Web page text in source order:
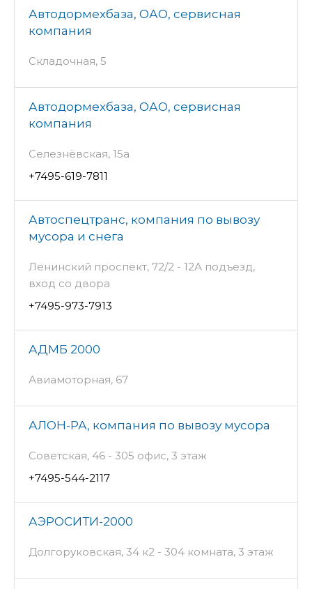
Автодормехбаза, ОАО, сервисная
компания
Складочная, 5
Автодормехбаза, ОАО, сервисная
компания
Селезнёвская, 15а
+7495-619-7811
Автоспецтранс, компания по вывозу
мусора и снега
Ленинский проспект, 72/2 - 12А подъезд,
вход со двора
+7495-973-7913
АДМБ 2000
Авиамоторная, 67
АЛОН-РА, компания по вывозу мусора
Советская, 46 - 305 офис, 3 этаж
+7495-544-2117
АЭРОСИТИ-2000
Долгоруковская, 34 к2 - 304 комната, 3 этаж